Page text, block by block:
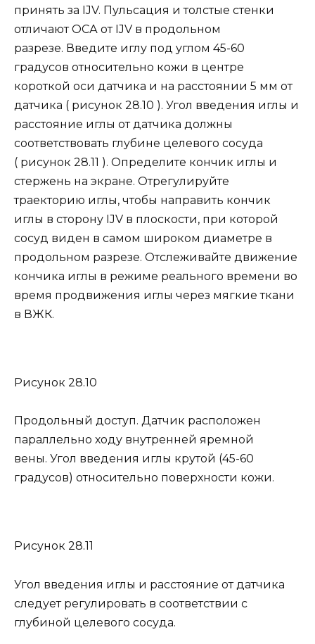
принять за IJV. Пульсация и толстые стенки
отличают ОСА от IJV в продольном
разрезе. Введите иглу под углом 45-60
градусов относительно кожи в центре
короткой оси датчика и на расстоянии 5 мм от
датчика ( рисунок 28.10 ). Угол введения иглы и
расстояние иглы от датчика должны
соответствовать глубине целевого сосуда
( рисунок 28.11 ). Определите кончик иглы и
стержень на экране. Отрегулируйте
траекторию иглы, чтобы направить кончик
иглы в сторону IJV в плоскости, при которой
сосуд виден в самом широком диаметре в
продольном разрезе. Отслеживайте движение
кончика иглы в режиме реального времени во
время продвижения иглы через мягкие ткани
в ВЖК.
Рисунок 28.10
Продольный доступ. Датчик расположен
параллельно ходу внутренней яремной
вены. Угол введения иглы крутой (45-60
градусов) относительно поверхности кожи.
Рисунок 28.11
Угол введения иглы и расстояние от датчика
следует регулировать в соответствии с
глубиной целевого сосуда.